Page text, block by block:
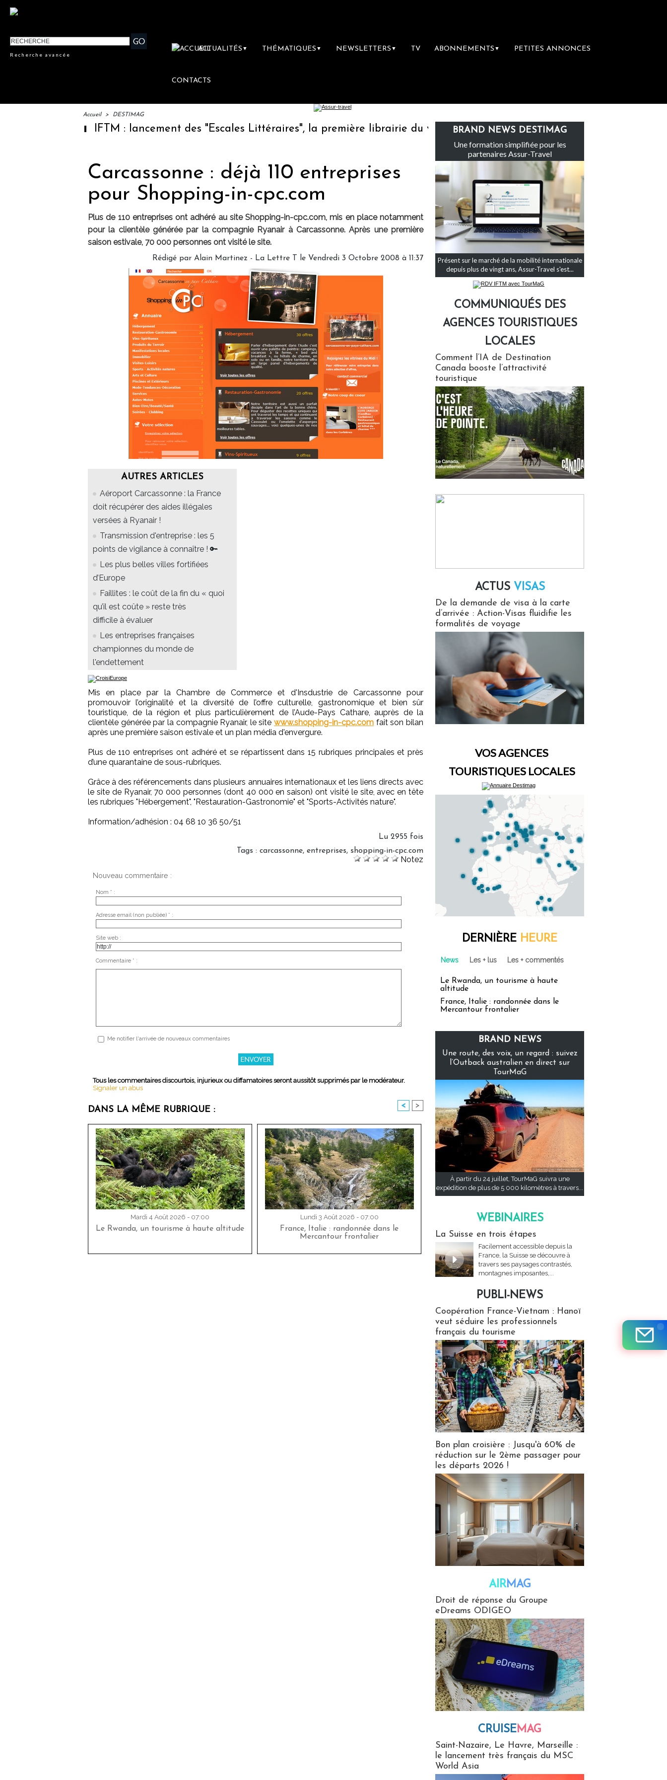
Recherche avancée
ACTUALITÉS ▼ THÉMATIQUES ▼ NEWSLETTERS ▼ TV ABONNEMENTS ▼ PETITES ANNONCES
CONTACTS
Accueil > DESTIMAG
IFTM : lancement des "Escales Littéraires", la première librairie du voyage Le groupe Sainte-Claire rachète Eden
Carcassonne : déjà 110 entreprises
pour Shopping-in-cpc.com
Plus de 110 entreprises ont adhéré au site Shopping-in-cpc.com, mis en place notamment
pour la clientèle générée par la compagnie Ryanair à Carcassonne. Après une première
saison estivale, 70 000 personnes ont visité le site.
Rédigé par Alain Martinez - La Lettre T le Vendredi 3 Octobre 2008 à 11:37
AUTRES ARTICLES
Aéroport Carcassonne : la France
doit récupérer des aides illégales
versées à Ryanair !
Transmission d'entreprise : les 5
points de vigilance à connaître ! 🔑
Les plus belles villes fortifiées
d’Europe
Faillites : le coût de la fin du « quoi
qu’il est coûte » reste très
difficile à évaluer
Les entreprises françaises
championnes du monde de
l'endettement
Mis en place par la Chambre de Commerce et d'Insdustrie de Carcassonne pour
promouvoir l’originalité et la diversité de l’offre culturelle, gastronomique et bien sûr
touristique, de la région et plus particulièrement de l’Aude-Pays Cathare, auprès de la
clientèle générée par la compagnie Ryanair, le sitewww.shopping-in-cpc.com fait son bilan
après une première saison estivale et un plan média d'envergure.
Plus de 110 entreprises ont adhéré et se répartissent dans 15 rubriques principales et près
d’une quarantaine de sous-rubriques.
Grâce à des référencements dans plusieurs annuaires internationaux et les liens directs avec
le site de Ryanair, 70 000 personnes (dont 40 000 en saison) ont visité le site, avec en tête
les rubriques "Hébergement", "Restauration-Gastronomie" et "Sports-Activités nature".
Information/adhésion : 04 68 10 36 50/51
Lu 2955 fois
Tags : carcassonne, entreprises, shopping-in-cpc.com
Notez
Nouveau commentaire :
Nom * :
Adresse email (non publiée) * :
Site web :
Commentaire * :
Me notifier l'arrivée de nouveaux commentaires
Tous les commentaires discourtois, injurieux ou diffamatoires seront aussitôt supprimés par le modérateur.
Signaler un abus
DANS LA MÊME RUBRIQUE : < >
Mardi 4 Août 2026 - 07:00
Le Rwanda, un tourisme à haute altitude
Lundi 3 Août 2026 - 07:00
France, Italie : randonnée dans le
Mercantour frontalier
BRAND NEWS DESTIMAG
Une formation simplifiée pour les
partenaires Assur-Travel
Présent sur le marché de la mobilité internationale
depuis plus de vingt ans, Assur-Travel s'est...
COMMUNIQUÉS DES
AGENCES TOURISTIQUES
LOCALES
Comment l’IA de Destination
Canada booste l’attractivité
touristique
ACTUS VISAS
De la demande de visa à la carte
d’arrivée : Action-Visas fluidifie les
formalités de voyage
VOS AGENCES
TOURISTIQUES LOCALES
DERNIÈRE HEURE
News Les + lus Les + commentés
Le Rwanda, un tourisme à haute
altitude
France, Italie : randonnée dans le
Mercantour frontalier
BRAND NEWS
Une route, des voix, un regard : suivez
l’Outback australien en direct sur
TourMaG
À partir du 24 juillet, TourMaG suivra une
expédition de plus de 5 000 kilomètres à travers...
WEBINAIRES
La Suisse en trois étapes
Facilement accessible depuis la
France, la Suisse se découvre à
travers ses paysages contrastés,
montagnes imposantes,...
PUBLI-NEWS
Coopération France-Vietnam : Hanoï
veut séduire les professionnels
français du tourisme
Bon plan croisière : Jusqu'à 60% de
réduction sur le 2ème passager pour
les départs 2026 !
AIRMAG
Droit de réponse du Groupe
eDreams ODIGEO
CRUISEMAG
Saint-Nazaire, Le Havre, Marseille :
le lancement très français du MSC
World Asia